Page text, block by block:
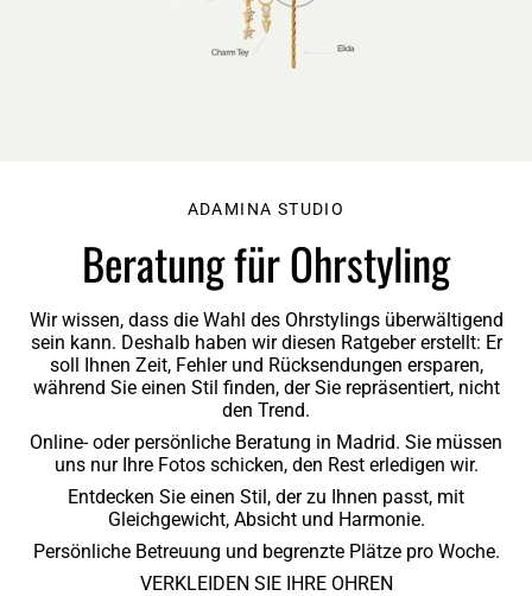
ADAMINA STUDIO
Beratung für Ohrstyling
Wir wissen, dass die Wahl des Ohrstylings überwältigend
sein kann. Deshalb haben wir diesen Ratgeber erstellt: Er
soll Ihnen Zeit, Fehler und Rücksendungen ersparen,
während Sie einen Stil finden, der Sie repräsentiert, nicht
den Trend.
Online- oder persönliche Beratung in Madrid. Sie müssen
uns nur Ihre Fotos schicken, den Rest erledigen wir.
Entdecken Sie einen Stil, der zu Ihnen passt, mit
Gleichgewicht, Absicht und Harmonie.
Persönliche Betreuung und begrenzte Plätze pro Woche.
VERKLEIDEN SIE IHRE OHREN